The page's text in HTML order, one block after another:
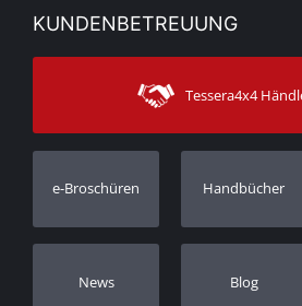
Sehen Sie unsere Nachrichten
Sitemap
Mein Konto
Versandarten
KUNDENBETREUUNG
Kontakt
Kundendienst
Bestellung verfolgen
Händler
Tessera4x4
e-Broschüren Handbücher
Νews Blog